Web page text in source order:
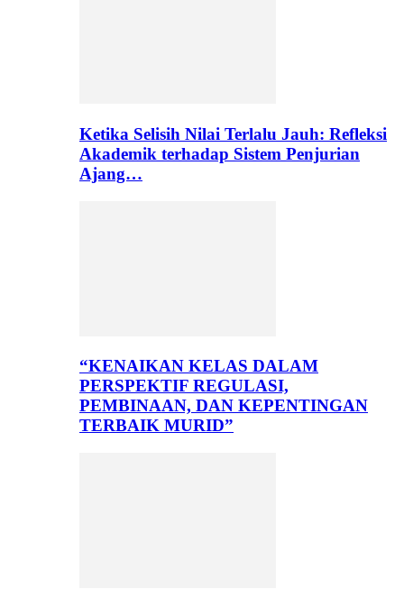
Ketika Selisih Nilai Terlalu Jauh: Refleksi
Akademik terhadap Sistem Penjurian
Ajang…
“KENAIKAN KELAS DALAM
PERSPEKTIF REGULASI,
PEMBINAAN, DAN KEPENTINGAN
TERBAIK MURID”